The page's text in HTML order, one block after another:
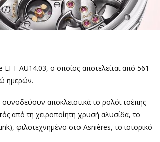
AU14.03, ο οποίος αποτελείται από 561
ημερών.
αποκλειστικά το ρολόι τσέπης –
από τη χειροποίητη χρυσή αλυσίδα, το
φιλοτεχνημένο στο Asnières, το ιστορικό